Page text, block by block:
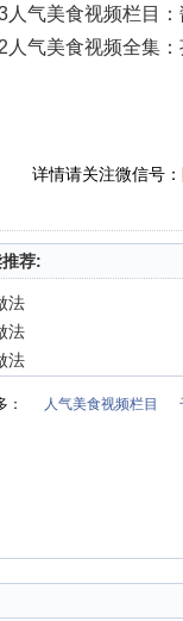
人气美食视频栏目
人气美食视频全集
详情请关注微信号：
荐:
法
法
法
： 人气美食视频栏目